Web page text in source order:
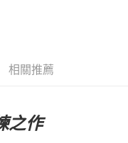
相關推薦
之作